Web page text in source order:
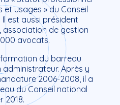
et usages » du Conseil
est aussi président
association de gestion
avocats.
formation du barreau
administrateur. Après y
2006-2008, il a
du Conseil national
2018.